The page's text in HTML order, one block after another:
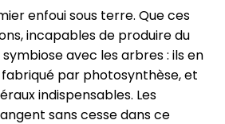
enfoui sous terre. Que ces
incapables de produire du
avec les arbres : ils en
par photosynthèse, et
indispensables. Les
sans cesse dans ce